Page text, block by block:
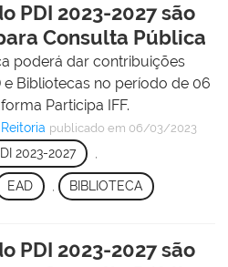
PDI 2023-2027 são
Consulta Pública
poderá dar contribuições
Bibliotecas no período de 06
Participa IFF.
publicado em 06/03/2023
2023-2027 ,
EAD BIBLIOTECA
PDI 2023-2027 são